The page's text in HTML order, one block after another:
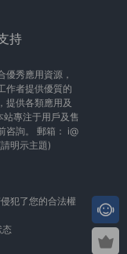
持
優秀應用資源，
作者提供優質的
提供各類應用及
專注于用戶及售
咨詢。 郵箱： i@
明示主題)
犯了您的合法權
态